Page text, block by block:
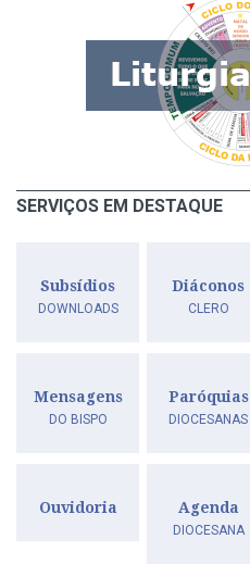
SERVIÇOS EM DESTAQUE
Subsídios
DOWNLOADS
Diáconos
CLERO
Mensagens
DO BISPO
Paróquias
DIOCESANAS
Ouvidoria Agenda
DIOCESANA